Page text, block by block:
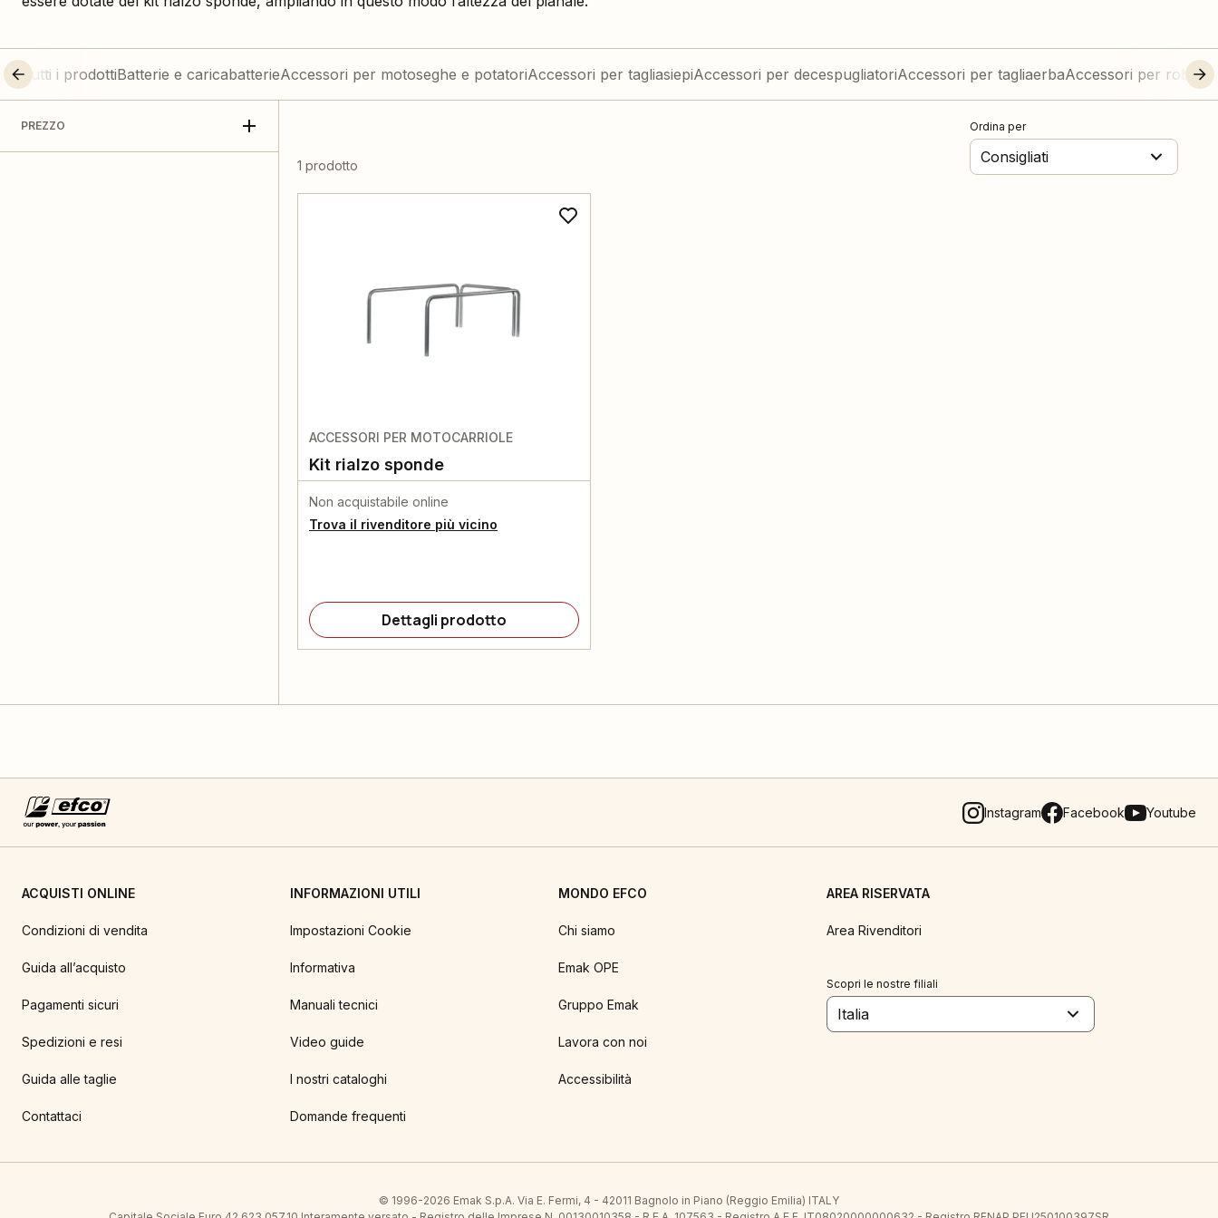
Tutti i prodottiBatterie e caricabatterieAccessori per motoseghe e potatoriAccessori per tagliasiepiAccessori per decespugliatoriAccessori per tagliaerbaAccessori per robot
PREZZO
1 prodotto
Ordina per
Consigliati
ACCESSORI PER MOTOCARRIOLE
Kit rialzo sponde
Non acquistabile online
Trova il rivenditore più vicino
Dettagli prodotto
Instagram Facebook Youtube
ACQUISTI ONLINE
Condizioni di vendita
Guida all’acquisto
Pagamenti sicuri
Spedizioni e resi
Guida alle taglie
Contattaci
INFORMAZIONI UTILI
Impostazioni Cookie
Informativa
Manuali tecnici
Video guide
I nostri cataloghi
Domande frequenti
MONDO EFCO
Chi siamo
Emak OPE
Gruppo Emak
Lavora con noi
Accessibilità
AREA RISERVATA
Area Rivenditori
Scopri le nostre filiali
Italia
© 1996-2026 Emak S.p.A. Via E. Fermi, 4 - 42011 Bagnolo in Piano (Reggio Emilia) ITALY